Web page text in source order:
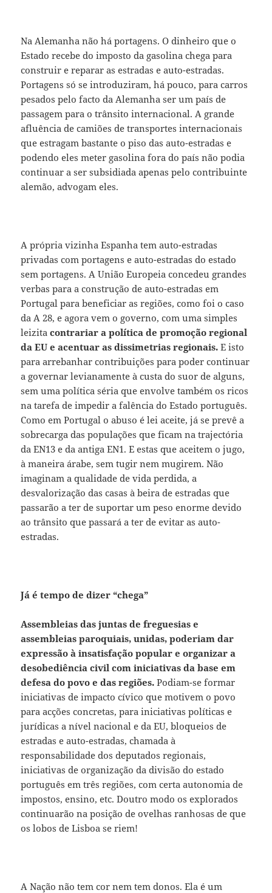
Na Alemanha não há portagens. O dinheiro que o
Estado recebe do imposto da gasolina chega para
construir e reparar as estradas e auto-estradas.
Portagens só se introduziram, há pouco, para carros
pesados pelo facto da Alemanha ser um país de
passagem para o trânsito internacional. A grande
afluência de camiões de transportes internacionais
que estragam bastante o piso das auto-estradas e
podendo eles meter gasolina fora do país não podia
continuar a ser subsidiada apenas pelo contribuinte
alemão, advogam eles.
A própria vizinha Espanha tem auto-estradas
privadas com portagens e auto-estradas do estado
sem portagens. A União Europeia concedeu grandes
verbas para a construção de auto-estradas em
Portugal para beneficiar as regiões, como foi o caso
da A 28, e agora vem o governo, com uma simples
leizitacontrariar a política de promoção regional
da EU e acentuar as dissimetrias regionais. E isto
para arrebanhar contribuições para poder continuar
a governar levianamente à custa do suor de alguns,
sem uma política séria que envolve também os ricos
na tarefa de impedir a falência do Estado português.
Como em Portugal o abuso é lei aceite, já se prevê a
sobrecarga das populações que ficam na trajectória
da EN13 e da antiga EN1. E estas que aceitem o jugo,
à maneira árabe, sem tugir nem mugirem. Não
imaginam a qualidade de vida perdida, a
desvalorização das casas à beira de estradas que
passarão a ter de suportar um peso enorme devido
ao trânsito que passará a ter de evitar as auto-
estradas.
Já é tempo de dizer “chega”
Assembleias das juntas de freguesias e
assembleias paroquiais, unidas, poderiam dar
expressão à insatisfação popular e organizar a
desobediência civil com iniciativas da base em
defesa do povo e das regiões. Podiam-se formar
iniciativas de impacto cívico que motivem o povo
para acções concretas, para iniciativas políticas e
jurídicas a nível nacional e da EU, bloqueios de
estradas e auto-estradas, chamada à
responsabilidade dos deputados regionais,
iniciativas de organização da divisão do estado
português em três regiões, com certa autonomia de
impostos, ensino, etc. Doutro modo os explorados
continuarão na posição de ovelhas ranhosas de que
os lobos de Lisboa se riem!
A Nação não tem cor nem tem donos. Ela é um